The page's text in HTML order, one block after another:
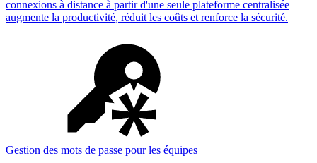
connexions à distance à partir d'une seule plateforme centralisée
augmente la productivité, réduit les coûts et renforce la sécurité.
Gestion des mots de passe pour les équipes